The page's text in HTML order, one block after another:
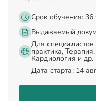
Срок обучения: 36
Выдаваемый
Для
практика,
Кардиология и др.
Дата старта: 14